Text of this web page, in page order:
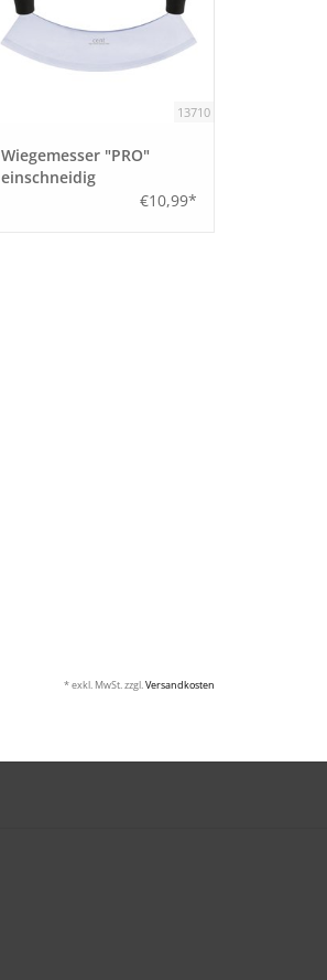
13710
Wiegemesser "PRO"
einschneidig
€10,99*
* exkl. MwSt. zzgl. Versandkosten